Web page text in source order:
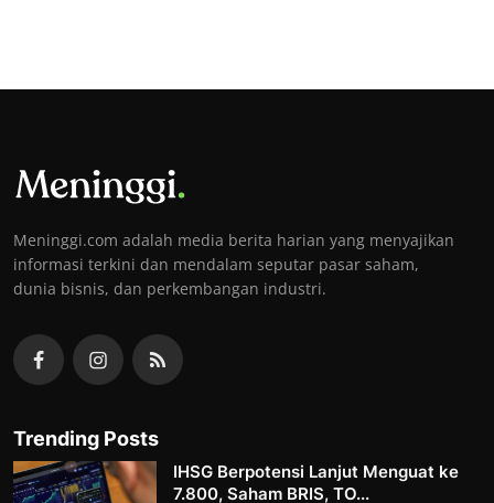
Meninggi.com adalah media berita harian yang menyajikan
informasi terkini dan mendalam seputar pasar saham,
dunia bisnis, dan perkembangan industri.
Trending Posts
IHSG Berpotensi Lanjut Menguat ke
7.800, Saham BRIS, TO...